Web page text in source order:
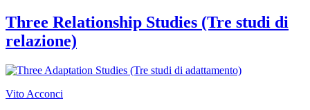
Three Relationship Studies (Tre studi di
relazione)
Vito Acconci